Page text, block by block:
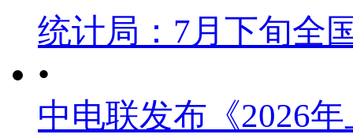
统计局：7月下旬全
•
中电联发布《2026